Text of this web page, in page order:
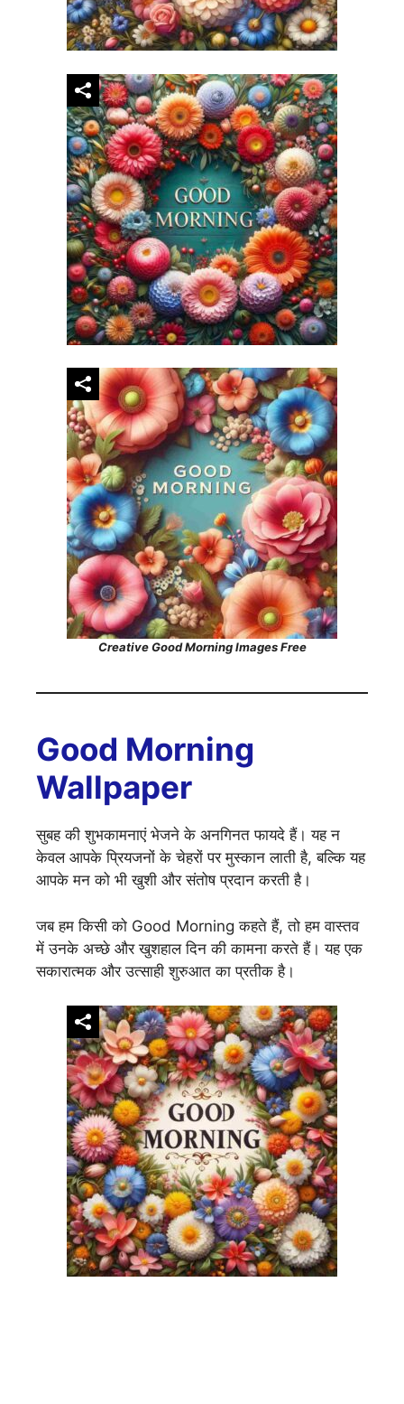
Creative Good Morning Images Free
Good Morning
Wallpaper
सुबह की शुभकामनाएं भेजने के अनगिनत फायदे हैं। यह न
केवल आपके प्रियजनों के चेहरों पर मुस्कान लाती है, बल्कि यह
आपके मन को भी खुशी और संतोष प्रदान करती है।
जब हम किसी को Good Morning कहते हैं, तो हम वास्तव
में उनके अच्छे और खुशहाल दिन की कामना करते हैं। यह एक
सकारात्मक और उत्साही शुरुआत का प्रतीक है।